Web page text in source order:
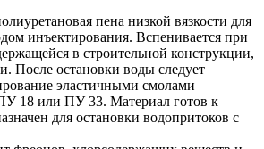
пена низкой вязкости для
инъектирования. Вспенивается при
в строительной конструкции,
После остановки воды следует
эластичными смолами
18 или ПУ 33. Материал готов к
для остановки водопритоков с